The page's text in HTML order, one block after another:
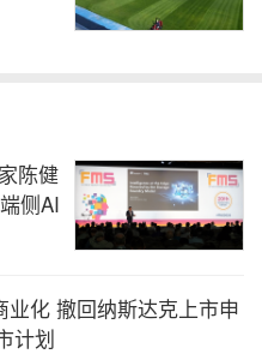
陈健
侧AI
化 撤回纳斯达克上市申
计划